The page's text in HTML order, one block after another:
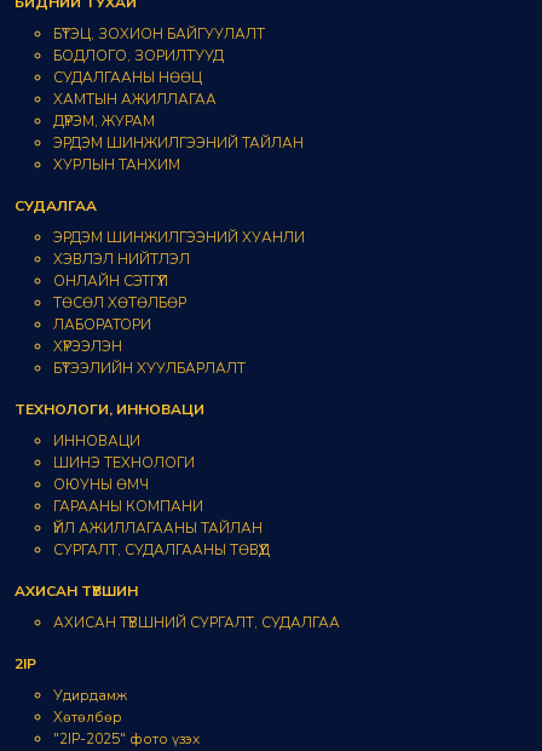
БҮТЭЦ, ЗОХИОН БАЙГУУЛАЛТ
БОДЛОГО, ЗОРИЛТУУД
СУДАЛГААНЫ НӨӨЦ
ХАМТЫН АЖИЛЛАГАА
ДҮРЭМ, ЖУРАМ
ЭРДЭМ ШИНЖИЛГЭЭНИЙ ТАЙЛАН
ХУРЛЫН ТАНХИМ
СУДАЛГАА
ЭРДЭМ ШИНЖИЛГЭЭНИЙ ХУАНЛИ
ХЭВЛЭЛ НИЙТЛЭЛ
ОНЛАЙН СЭТГҮҮЛ
ТӨСӨЛ ХӨТӨЛБӨР
ЛАБОРАТОРИ
ХҮРЭЭЛЭН
БҮТЭЭЛИЙН ХУУЛБАРЛАЛТ
ТЕХНОЛОГИ, ИННОВАЦИ
ИННОВАЦИ
ШИНЭ ТЕХНОЛОГИ
ОЮУНЫ ӨМЧ
ГАРААНЫ КОМПАНИ
ҮЙЛ АЖИЛЛАГААНЫ ТАЙЛАН
СУРГАЛТ, СУДАЛГААНЫ ТӨВҮҮД
АХИСАН ТҮВШИН
АХИСАН ТҮВШНИЙ СУРГАЛТ, СУДАЛГАА
2IP
Удирдамж
Хөтөлбөр
"2IP-2025" фото үзэх